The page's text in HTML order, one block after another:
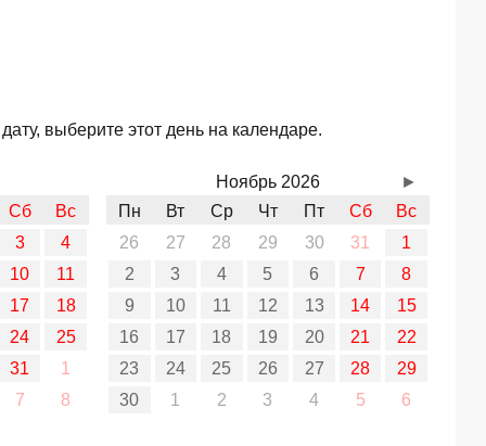
выберите этот день на календаре.
Сб
Вс
3
4
10
11
17
18
24
25
31
1
7
8
Ноябрь 2026
Пн
Вт Ср Чт Пт Сб
Вс
26
27 28 29 30 31
1
2
3 4 5 6 7
8
9
10 11 12 13 14
15
16
17 18 19 20 21
22
23
24 25 26 27 28
29
30
1 2 3 4 5 6
►